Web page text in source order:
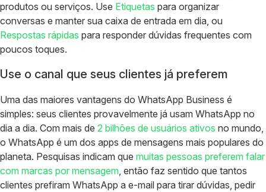
produtos ou serviços. Use Etiquetas para organizar
conversas e manter sua caixa de entrada em dia, ou
Respostas rápidas para responder dúvidas frequentes com
poucos toques.
Use o canal que seus clientes já preferem
Uma das maiores vantagens do WhatsApp Business é
simples: seus clientes provavelmente já usam WhatsApp no
dia a dia. Com mais de 2 bilhões de usuários ativos no mundo,
o WhatsApp é um dos apps de mensagens mais populares do
planeta. Pesquisas indicam que muitas pessoas preferem falar
com marcas por mensagem , então faz sentido que tantos
clientes prefiram WhatsApp a e-mail para tirar dúvidas, pedir